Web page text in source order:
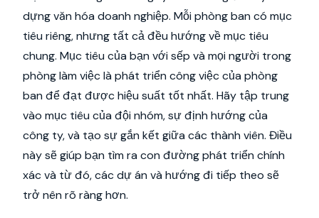
dựng văn hóa doanh nghiệp. Mỗi phòng ban có mục
tiêu riêng, nhưng tất cả đều hướng về mục tiêu
chung. Mục tiêu của bạn với sếp và mọi người trong
phòng làm việc là phát triển công việc của phòng
ban để đạt được hiệu suất tốt nhất. Hãy tập trung
vào mục tiêu của đội nhóm, sự định hướng của
công ty, và tạo sự gắn kết giữa các thành viên. Điều
này sẽ giúp bạn tìm ra con đường phát triển chính
xác và từ đó, các dự án và hướng đi tiếp theo sẽ
trở nên rõ ràng hơn.